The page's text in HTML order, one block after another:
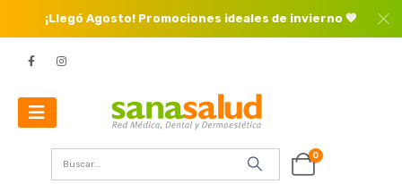
¡Llegó Agosto! Promociones ideales de invierno 💙
0